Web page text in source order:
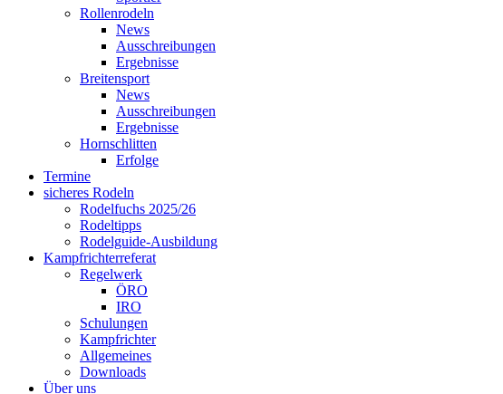
Rollenrodeln
News
Ausschreibungen
Ergebnisse
Breitensport
News
Ausschreibungen
Ergebnisse
Hornschlitten
Erfolge
Termine
sicheres Rodeln
Rodelfuchs 2025/26
Rodeltipps
Rodelguide-Ausbildung
Kampfrichterreferat
Regelwerk
ÖRO
IRO
Schulungen
Kampfrichter
Allgemeines
Downloads
Über uns